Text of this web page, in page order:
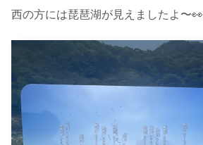
西の方には琵琶湖が見えましたよ〜👀